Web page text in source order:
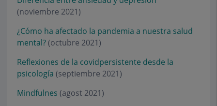
(noviembre 2021)
¿Cómo ha afectado la pandemia a nuestra salud
mental?(octubre 2021)
Reflexiones de la covidpersistente desde la
psicología (septiembre 2021)
Mindfulnes (agost 2021)